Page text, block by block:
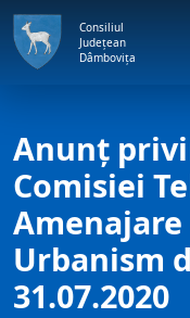
Consiliul
Județean
Dâmbovița
Anunț
Comisiei
Urbanism
31.07.2020